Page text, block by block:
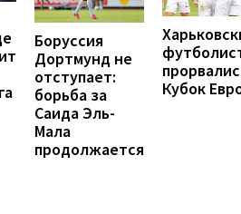
Боруссия
Дортмунд не
отступает:
борьба за
Саида Эль-
Мала
продолжается
Кубок